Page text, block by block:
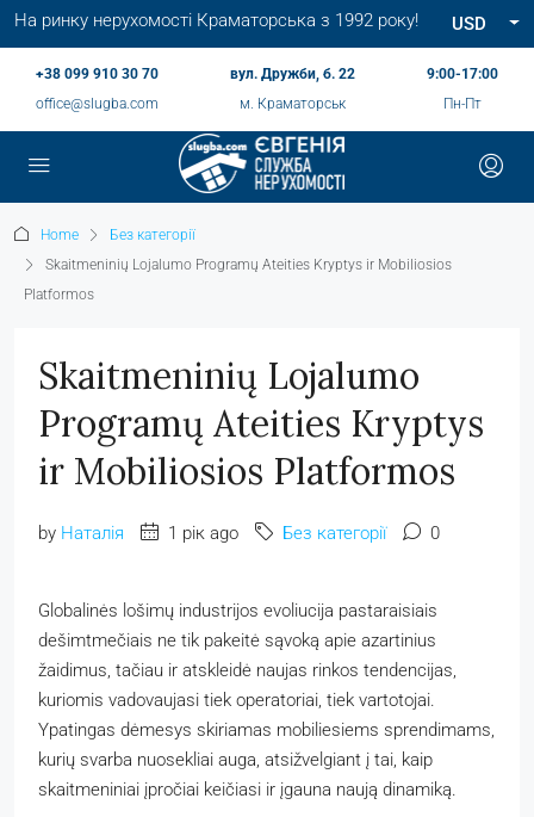
На ринку нерухомості Краматорська з 1992 року! USD
+38 099 910 30 70
office@slugba.com
вул. Дружби, б. 22
м. Краматорськ
9:00-17:00
Пн-Пт
Home
Без категорії
Skaitmeninių Lojalumo Programų Ateities Kryptys ir Mobiliosios
Platformos
Skaitmeninių Lojalumo
Programų Ateities Kryptys
ir Mobiliosios Platformos
by Наталія 1 рік ago Без категорії 0
Globalinės lošimų industrijos evoliucija pastaraisiais
dešimtmečiais ne tik pakeitė sąvoką apie azartinius
žaidimus, tačiau ir atskleidė naujas rinkos tendencijas,
kuriomis vadovaujasi tiek operatoriai, tiek vartotojai.
Ypatingas dėmesys skiriamas mobiliesiems sprendimams,
kurių svarba nuosekliai auga, atsižvelgiant į tai, kaip
skaitmeniniai įpročiai keičiasi ir įgauna naują dinamiką.